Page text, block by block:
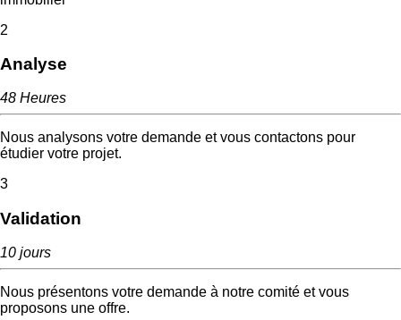
2
Analyse
48 Heures
Nous analysons votre demande et vous contactons pour
étudier votre projet.
3
Validation
10 jours
Nous présentons votre demande à notre comité et vous
proposons une offre.